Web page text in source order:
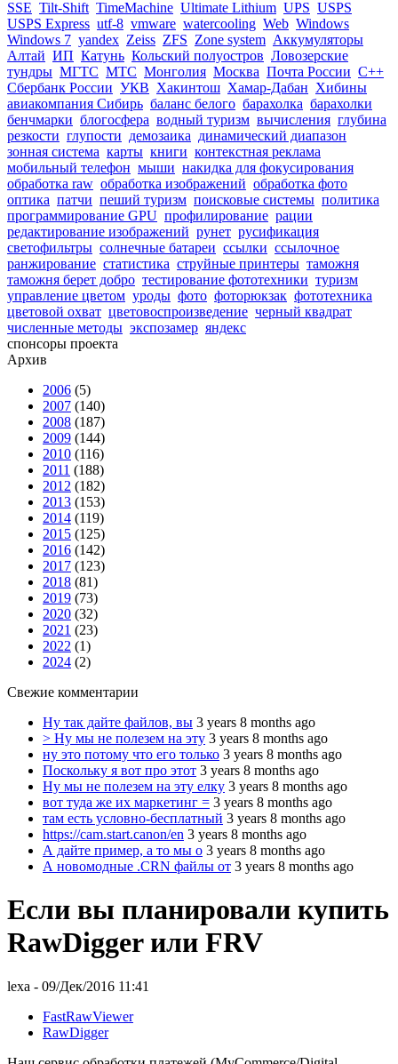
SSE Tilt-Shift TimeMachine Ultimate Lithium UPS USPS
USPS Express utf-8 vmware watercooling Web Windows
Windows 7 yandex Zeiss ZFS Zone system Аккумуляторы
Алтай ИП Катунь Кольский полуостров Ловозерские
тундры МГТС МТС Монголия Москва Почта России С++
Сбербанк России УКВ Хакинтош Хамар-Дабан Хибины
авиакомпания Сибирь баланс белого барахолка барахолки
бенчмарки блогосфера водный туризм вычисления глубина
резкости глупости демозаика динамический диапазон
зонная система карты книги контекстная реклама
мобильный телефон мыши накидка для фокусирования
обработка raw обработка изображений обработка фото
оптика патчи пеший туризм поисковые системы политика
программирование GPU профилирование рации
редактирование изображений рунет русификация
светофильтры солнечные батареи ссылки ссылочное
ранжирование статистика струйные принтеры таможня
таможня берет добро тестирование фототехники туризм
управление цветом уроды фото фоторюкзак фототехника
цветовой охват цветовоспроизведение черный квадрат
численные методы экспозамер яндекс
спонсоры проекта
Архив
2006 (5)
2007 (140)
2008 (187)
2009 (144)
2010 (116)
2011 (188)
2012 (182)
2013 (153)
2014 (119)
2015 (125)
2016 (142)
2017 (123)
2018 (81)
2019 (73)
2020 (32)
2021 (23)
2022 (1)
2024 (2)
Свежие комментарии
Ну так дайте файлов, вы 3 years 8 months ago
> Ну мы не полезем на эту 3 years 8 months ago
ну это потому что его только 3 years 8 months ago
Поскольку я вот про этот 3 years 8 months ago
Ну мы не полезем на эту елку 3 years 8 months ago
вот туда же их маркетинг = 3 years 8 months ago
там есть условно-бесплатный 3 years 8 months ago
https://cam.start.canon/en 3 years 8 months ago
А дайте пример, а то мы о 3 years 8 months ago
А новомодные .CRN файлы от 3 years 8 months ago
Если вы планировали купить
RawDigger или FRV
lexa - 09/Дек/2016 11:41
FastRawViewer
RawDigger